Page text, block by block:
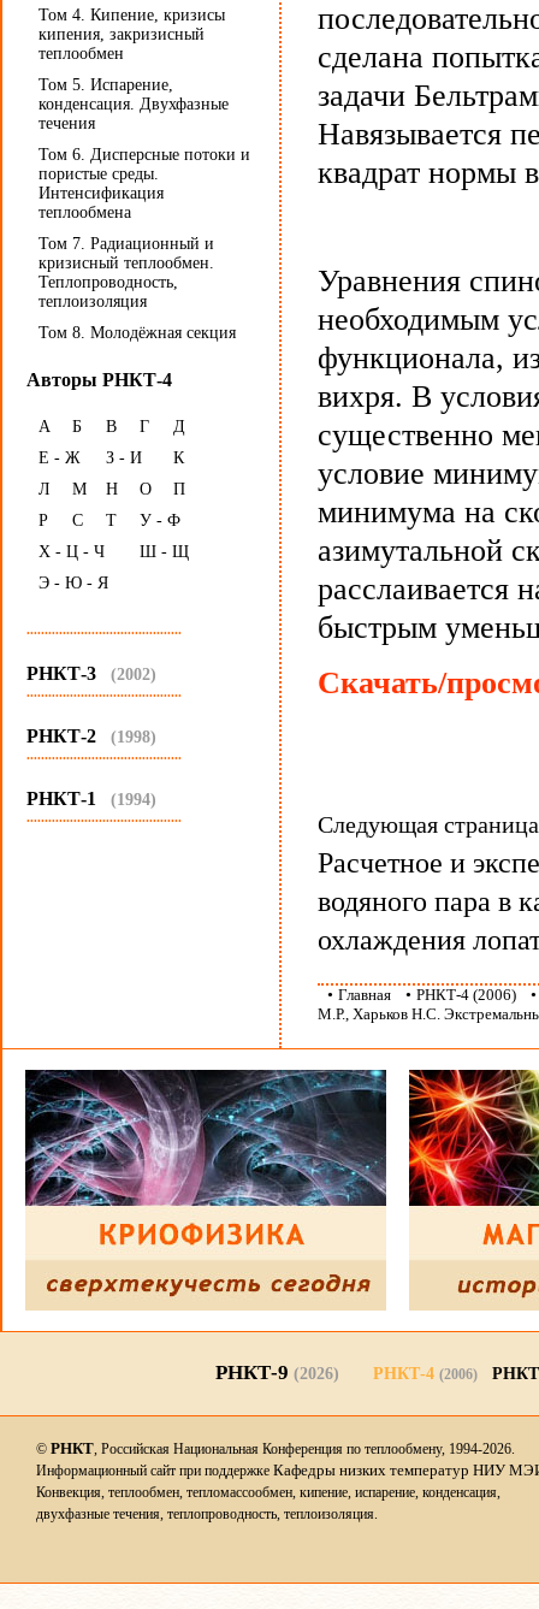
Том 4. Кипение, кризисы
кипения, закризисный
теплообмен
Том 5. Испарение,
конденсация. Двухфазные
течения
Том 6. Дисперсные потоки и
пористые среды.
Интенсификация
теплообмена
Том 7. Радиационный и
кризисный теплообмен.
Теплопроводность,
теплоизоляция
Том 8. Молодёжная секция
Авторы РНКТ-4
А Б В Г
Д
Е - Ж
З - И
К
Л
М Н О
П
Р
С Т
У - Ф
Х - Ц - Ч
Ш - Щ
Э - Ю - Я
...........................................
РНКТ-3 (2002)
...........................................
РНКТ-2 (1998)
...........................................
РНКТ-1 (1994)
...........................................
сделана
задачи
Навязывается
квадрат нормы
Уравнения
необходимым
функционала,
вихря. В
существенно
условие
минимума на
азимутальной
расслаивается
быстрым
Скачать/
Следующая
Расчетное и
водяного пара в
охлаждения
• Главная • РНКТ-4 (2006)
М.Р., Харьков Н.С.
РНКТ-9 (2026) РНКТ-4 (2006)
© РНКТ, Российская Национальная Конференция по теплообмену, 1994-2026.
Информационный сайт при поддержке Кафедры низких температур НИУ
Конвекция, теплообмен, тепломассообмен, кипение, испарение, конденсация,
двухфазные течения, теплопроводность, теплоизоляция.